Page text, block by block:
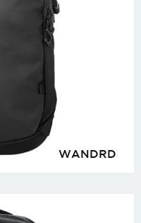
WANDRD